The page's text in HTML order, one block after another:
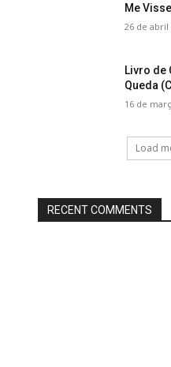
Me
26 de abril
Livro de
Queda
16 de
Load
RECENT COMMENTS